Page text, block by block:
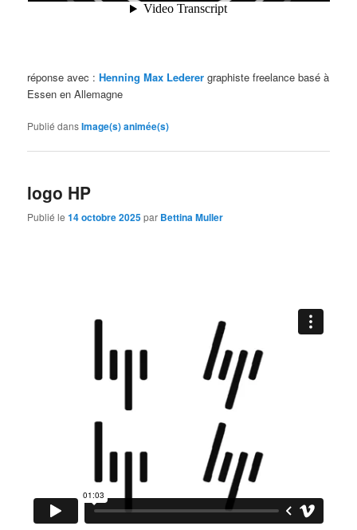
réponse avec :Henning Max Lederer graphiste freelance basé à
Essen en Allemagne
Publié dansImage(s) animée(s)
logo HP
Publié le14 octobre 2025par Bettina Muller